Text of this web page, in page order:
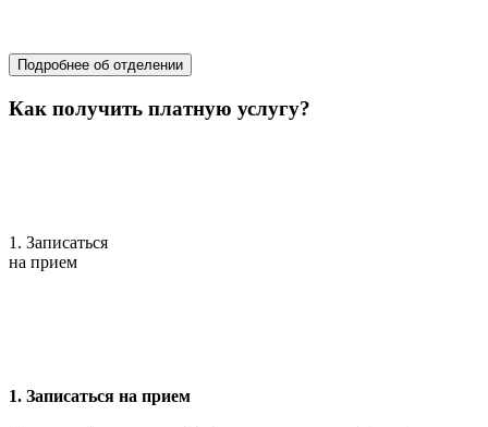
Подробнее об отделении
Как получить платную услугу?
1. Записаться
на прием
1. Записаться на прием